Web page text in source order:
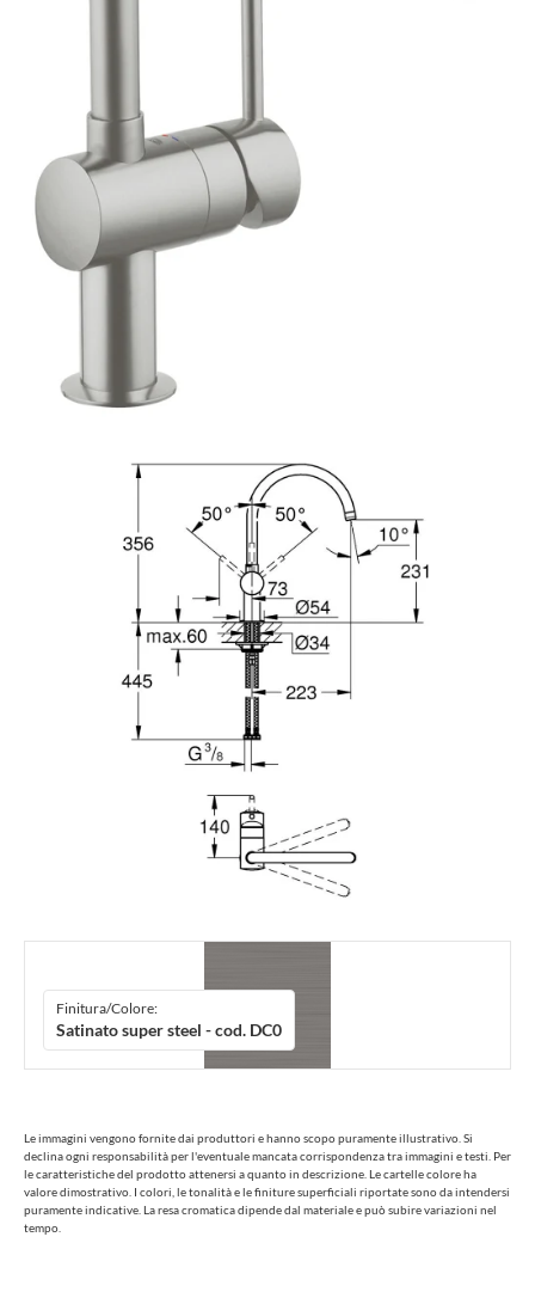
Finitura/Colore:
Satinato super steel - cod. DC0
Le immagini vengono fornite dai produttori e hanno scopo puramente illustrativo. Si
declina ogni responsabilità per l'eventuale mancata corrispondenza tra immagini e testi. Per
le caratteristiche del prodotto attenersi a quanto in descrizione. Le cartelle colore ha
valore dimostrativo. I colori, le tonalità e le finiture superficiali riportate sono da intendersi
puramente indicative. La resa cromatica dipende dal materiale e può subire variazioni nel
tempo.